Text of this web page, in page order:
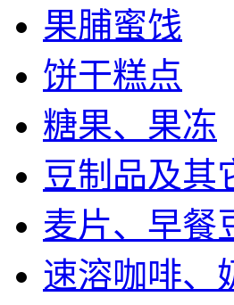
果脯蜜饯
饼干糕点
糖果、果冻
豆制品及其
麦片、早餐
速溶咖啡、